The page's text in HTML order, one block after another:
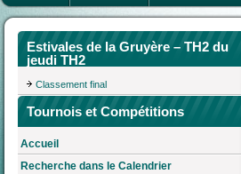
Estivales de la Gruyère – TH2 du
jeudi TH2
Classement final
Tournois et Compétitions
Accueil
Recherche dans le Calendrier